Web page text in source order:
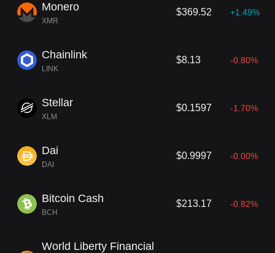
Monero
XMR
$369.52 +1.49%
Chainlink
LINK
$8.13 -0.80%
Stellar
XLM
$0.1597 -1.70%
Dai
DAI
$0.9997 -0.00%
Bitcoin Cash
BCH
$213.17 -0.82%
World Liberty Financial